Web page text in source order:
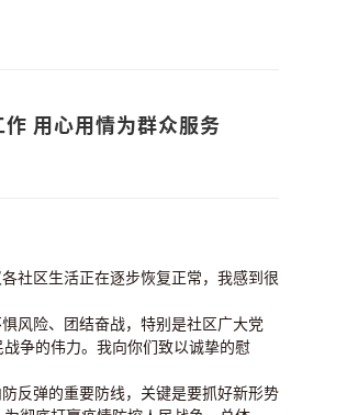
用心用情为群众服务
社区生活正在逐步恢复正常，我感到很
风险、团结奋战，特别是社区广大党
争的伟力。我向你们致以诚挚的慰
反弹的重要防线，关键是要抓好新形势